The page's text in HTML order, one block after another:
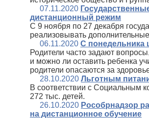
07.11.2020
дистанционный режим
С 9 ноября по 27 декабря
реализовывать
06.11.2020 С понедельника
Родители часто задают
и можно ли оставить ребенка
родители опасаются за
28.10.2020 Льготным
В соответствии с Социальным
272 тыс. детей.
26.10.2020 Рособрнадзор
на дистанционное обучение